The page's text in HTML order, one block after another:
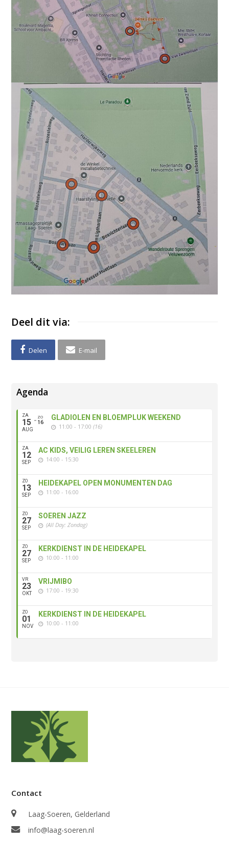
Deel dit via:
Delen E-mail
Agenda
ZA
15
AUG
ZO
16
GLADIOLEN EN BLOEMPLUK WEEKEND
11:00 - 17:00(16)
ZA
12
SEP
AC KIDS, VEILIG LEREN SKEELEREN
14:00 - 15:30
ZO
13
SEP
HEIDEKAPEL OPEN MONUMENTEN DAG
11:00 - 16:00
ZO
27
SEP
SOEREN JAZZ
(All Day: Zondag)
ZO
27
SEP
KERKDIENST IN DE HEIDEKAPEL
10:00 - 11:00
VR
23
OKT
VRIJMIBO
17:00 - 19:30
ZO
01
NOV
KERKDIENST IN DE HEIDEKAPEL
10:00 - 11:00
Contact
Laag-Soeren, Gelderland
info@laag-soeren.nl